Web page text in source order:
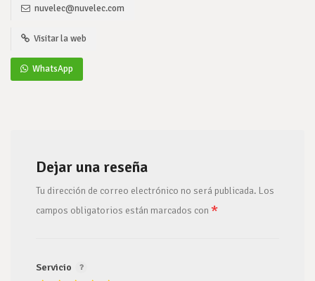
nuvelec@nuvelec.com
Visitar la web
WhatsApp
Dejar una reseña
Tu dirección de correo electrónico no será publicada. Los
campos obligatorios están marcados con *
Servicio